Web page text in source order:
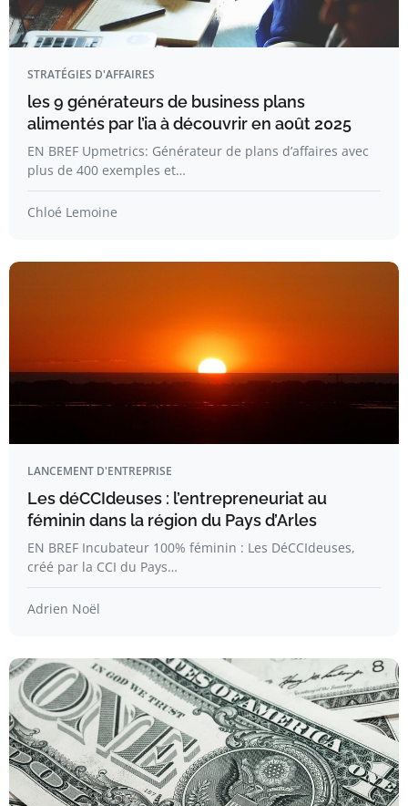
STRATÉGIES D'AFFAIRES
les 9 générateurs de business plans
alimentés par l’ia à découvrir en août 2025
EN BREF Upmetrics: Générateur de plans d’affaires avec
plus de 400 exemples et…
Chloé Lemoine
LANCEMENT D'ENTREPRISE
Les déCCIdeuses : l’entrepreneuriat au
féminin dans la région du Pays d’Arles
EN BREF Incubateur 100% féminin : Les DéCCIdeuses,
créé par la CCI du Pays…
Adrien Noël